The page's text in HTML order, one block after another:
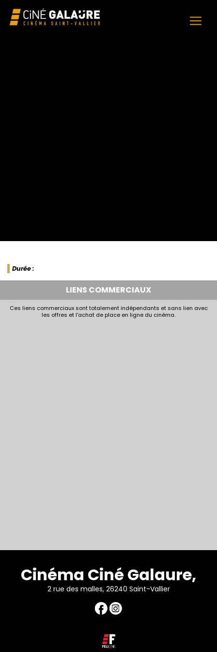
Durée :
LIENS COMMERCIAUX
Ces liens commerciaux sont totalement indépendants et sans lien avec
les offres et l'achat de place en ligne du cinéma.
Cinéma Ciné Galaure,
2 rue des malles, 26240 Saint-Vallier